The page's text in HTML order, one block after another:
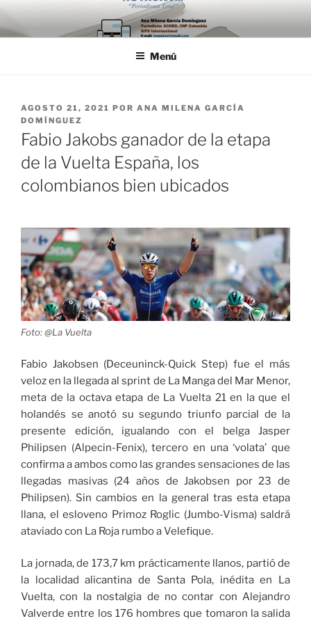
Saltar
al
contenido
Menú
PUBLICADO
EL
AGOSTO 21, 2021 POR ANA MILENA GARCÍA
DOMÍNGUEZ
Fabio Jakobs ganador de la etapa
de la Vuelta España, los
colombianos bien ubicados
Foto: @La Vuelta
Fabio Jakobsen (Deceuninck-Quick Step) fue el más
veloz en la llegada al sprint de La Manga del Mar Menor,
meta de la octava etapa de La Vuelta 21 en la que el
holandés se anotó su segundo triunfo parcial de la
presente edición, igualando con el belga Jasper
Philipsen (Alpecin-Fenix), tercero en una ‘volata’ que
confirma a ambos como las grandes sensaciones de las
llegadas masivas (24 años de Jakobsen por 23 de
Philipsen). Sin cambios en la general tras esta etapa
llana, el esloveno Primoz Roglic (Jumbo-Visma) saldrá
ataviado con La Roja rumbo a Velefique.
La jornada, de 173,7 km prácticamente llanos, partió de
la localidad alicantina de Santa Pola, inédita en La
Vuelta, con la nostalgia de no contar con Alejandro
Valverde entre los 176 hombres que tomaron la salida